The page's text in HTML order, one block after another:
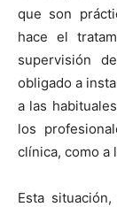
que son
hace el
supervisión
obligado a
a las
los
clínica, como a
Esta